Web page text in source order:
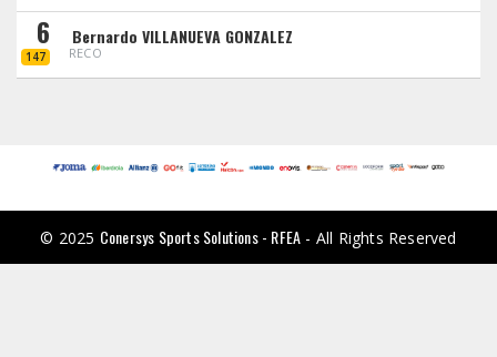
6
147
Bernardo VILLANUEVA GONZALEZ
RECO
© 2025 Conersys Sports Solutions - RFEA - All Rights Reserved